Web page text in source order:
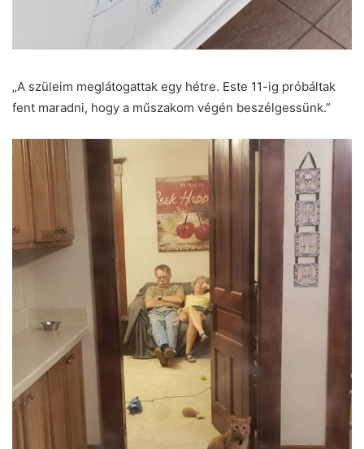
„A szüleim meglátogattak egy hétre. Este 11-ig próbáltak
fent maradni, hogy a műszakom végén beszélgessünk.”